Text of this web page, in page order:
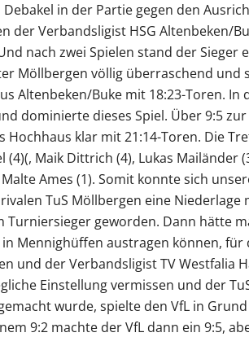
in der Partie gegen den
der Verbandsligist HSG Altenbeken/
nach zwei Spielen stand der Sieger
Möllbergen völlig überraschend und
Altenbeken/Buke mit 18:23-Toren. In
dominierte dieses Spiel. Über 9:5
Hochhaus klar mit 21:14-Toren. Die
(4)(, Maik Dittrich (4), Lukas Mailänder
Ames (1). Somit konnte sich
TuS Möllbergen eine
Turniersieger geworden. Dann hätte
Mennighüffen austragen können, für
und der Verbandsligist TV Westfalia
Einstellung vermissen und der
wurde, spielte den VfL in
9:2 machte der VfL dann ein 9:5,